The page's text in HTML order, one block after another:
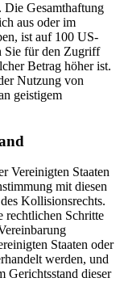
Die Gesamthaftung
aus oder im
ist auf 100 US-
Sie für den Zugriff
Betrag höher ist.
Nutzung von
geistigem
Vereinigten Staaten
mit diesen
Kollisionsrechts.
rechtlichen Schritte
Staaten oder
werden, und
Gerichtsstand dieser